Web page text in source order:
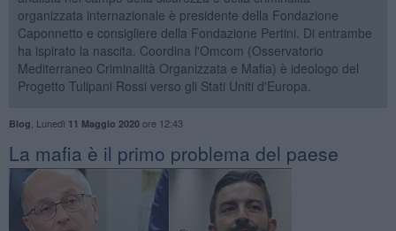
organizzata internazionale è presidente della Fondazione
Caponnetto e consigliere della Fondazione Pertini. Di entrambe
ha ispirato la nascita. Coordina l'Omcom (Osservatorio
Mediterraneo Criminalità Organizzata e Mafia) è ideologo del
Progetto Tulipani Rossi verso gli Stati Uniti d'Europa.
Blog Lunedì 11 Maggio 2020ore 12:43
La mafia è il primo problema del paese